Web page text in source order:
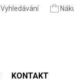
Vyhledávání
KONTAKT